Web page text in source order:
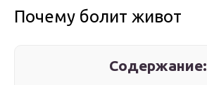
Почему болит живот
Содержание: